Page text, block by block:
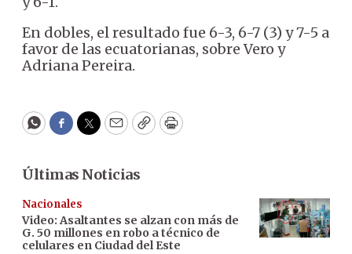
En dobles, el resultado fue 6-3, 6-7 (3) y 7-5 a
favor de las ecuatorianas, sobre Vero y
Adriana Pereira.
WhatsApp
Facebook
Twitter
EmailCopyPrint
Últimas Noticias
Nacionales
Video: Asaltantes se alzan con más de
G. 50 millones en robo a técnico de
celulares en Ciudad del Este